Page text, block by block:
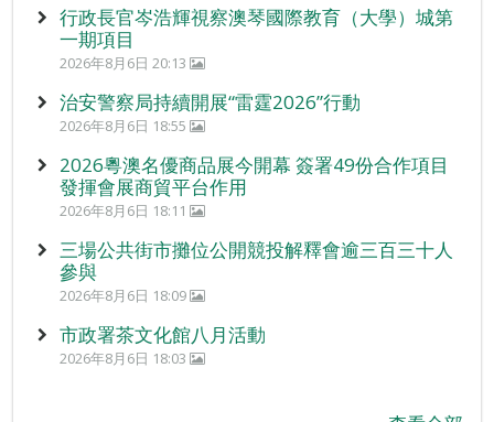
行政長官岑浩輝視察澳琴國際教育（大學）城第
一期項目
2026年8月6日 20:13
治安警察局持續開展“雷霆2026”行動
2026年8月6日 18:55
2026粵澳名優商品展今開幕 簽署49份合作項目
發揮會展商貿平台作用
2026年8月6日 18:11
三場公共街市攤位公開競投解釋會逾三百三十人
參與
2026年8月6日 18:09
市政署茶文化館八月活動
2026年8月6日 18:03